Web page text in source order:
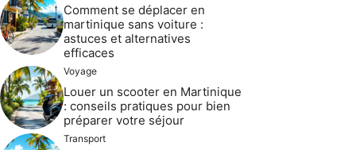
Comment se déplacer en
martinique sans voiture :
astuces et alternatives
efficaces
Voyage
Louer un scooter en Martinique
: conseils pratiques pour bien
préparer votre séjour
Transport